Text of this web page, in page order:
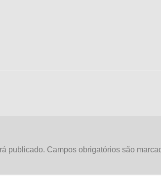
publicado. Campos obrigatórios são